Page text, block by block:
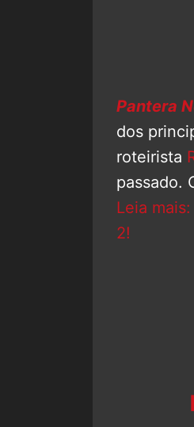
Pantera
dos
roteirista
passado.
Leia
2!